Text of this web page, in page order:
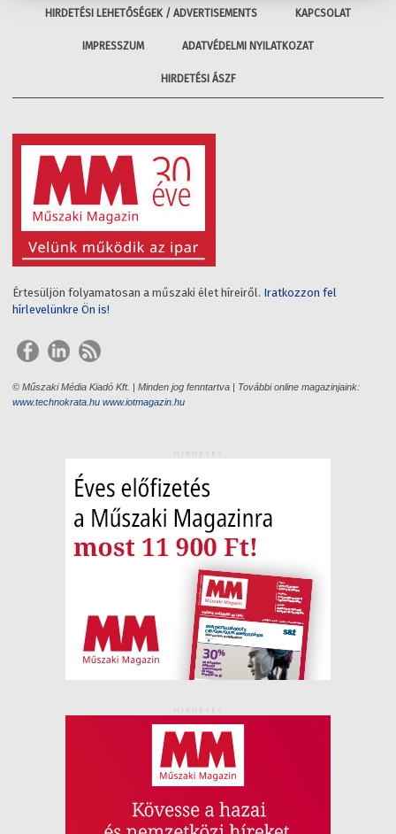
HIRDETÉSI LEHETŐSÉGEK / ADVERTISEMENTS KAPCSOLAT
IMPRESSZUM ADATVÉDELMI NYILATKOZAT
HIRDETÉSI ÁSZF
Értesüljön folyamatosan a műszaki élet híreiről. Iratkozzon fel
hírlevelünkre Ön is!
© Műszaki Média Kiadó Kft. | Minden jog fenntartva | További online magazinjaink:
www.technokrata.hu www.iotmagazin.hu
HIRDETÉS
HIRDETÉS